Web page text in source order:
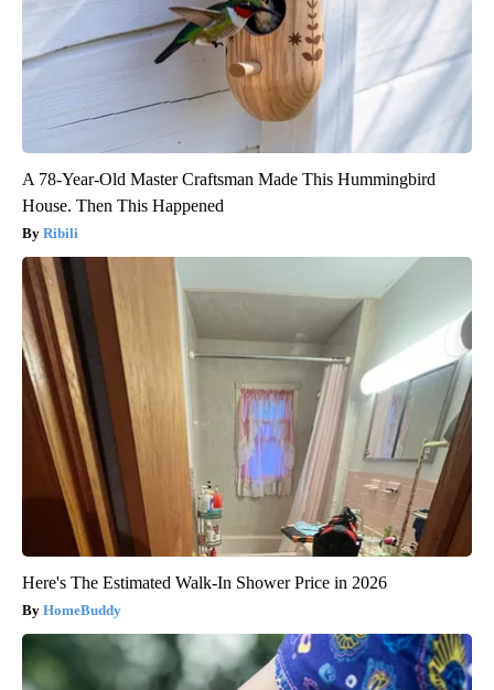
A 78-Year-Old Master Craftsman Made This Hummingbird
House. Then This Happened
Ribili
Here's The Estimated Walk-In Shower Price in 2026
HomeBuddy